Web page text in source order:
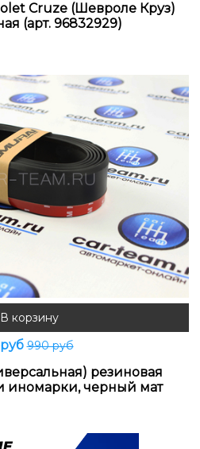
Cruze (Шевроле Круз)
(арт. 96832929)
корзину
990 руб
резиновая
иномарки, черный мат